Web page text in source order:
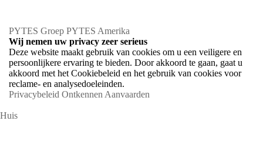
PYTES Groep PYTES Amerika
Wij nemen uw privacy zeer serieus
Deze website maakt gebruik van cookies om u een veiligere en
persoonlijkere ervaring te bieden. Door akkoord te gaan, gaat u
akkoord met het Cookiebeleid en het gebruik van cookies voor
reclame- en analysedoeleinden.
Privacybeleid Ontkennen Aanvaarden
Huis